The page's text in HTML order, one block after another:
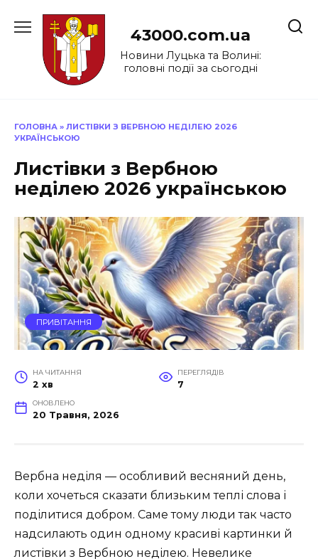
до
43000.com.ua
Новини Луцька та Волині:
головні події за сьогодні
ГОЛОВНА » ЛИСТІВКИ З ВЕРБНОЮ НЕДІЛЕЮ 2026
УКРАЇНСЬКОЮ
Листівки з Вербною
неділею 2026 українською
ПРИВІТАННЯ
НА ЧИТАННЯ
2 хв
ПЕРЕГЛЯДІВ
7
ОНОВЛЕНО
20 Травня, 2026
Вербна неділя — особливий весняний день,
коли хочеться сказати близьким теплі слова і
поділитися добром. Саме тому люди так часто
надсилають один одному красиві картинки й
листівки з Вербною неділею. Невелике